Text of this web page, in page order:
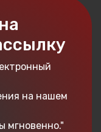
на нашем
мгновенно."